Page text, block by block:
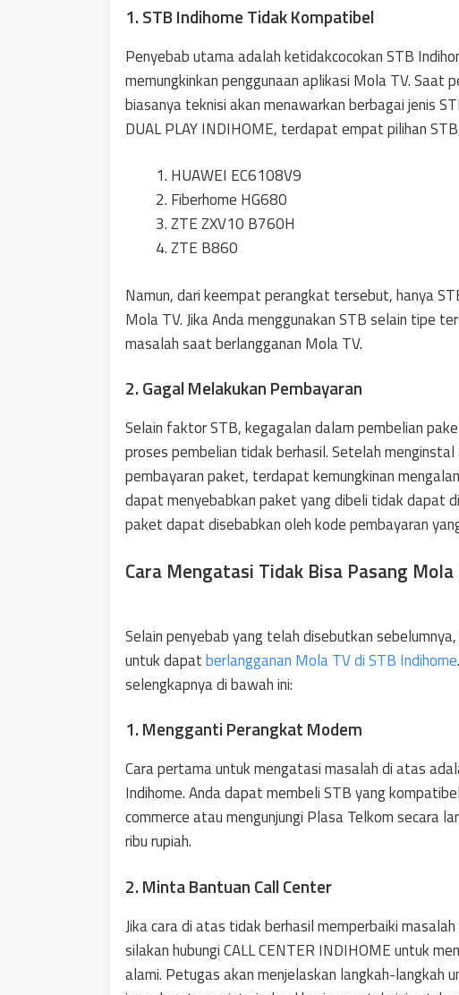
1. STB Indihome Tidak Kompatibel
Penyebab utama adalah ketidakcocokan STB
memungkinkan penggunaan aplikasi Mola TV. Saat
biasanya teknisi akan menawarkan berbagai jenis
DUAL PLAY INDIHOME, terdapat empat pilihan
HUAWEI EC6108V9
Fiberhome HG680
ZTE ZXV10 B760H
ZTE B860
Namun, dari keempat perangkat tersebut, hanya
Mola TV. Jika Anda menggunakan STB selain tipe
masalah saat berlangganan Mola TV.
2. Gagal Melakukan Pembayaran
Selain faktor STB, kegagalan dalam pembelian
proses pembelian tidak berhasil. Setelah
pembayaran paket, terdapat kemungkinan
dapat menyebabkan paket yang dibeli tidak dapat
paket dapat disebabkan oleh kode pembayaran
Cara Mengatasi Tidak Bisa Pasang
Selain penyebab yang telah disebutkan
untuk dapatberlangganan Mola TV di STB Indihome
selengkapnya di bawah ini:
1. Mengganti Perangkat Modem
Cara pertama untuk mengatasi masalah di atas
Indihome. Anda dapat membeli STB yang
commerce atau mengunjungi Plasa Telkom secara
ribu rupiah.
2. Minta Bantuan Call Center
Jika cara di atas tidak berhasil memperbaiki
silakan hubungi CALL CENTER INDIHOME untuk
alami. Petugas akan menjelaskan langkah-langkah